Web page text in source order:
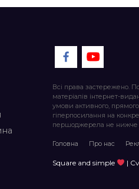
Всі права застережено.
матеріалів інтернет-
умови активного,
гіперпосилання на
першоджерела не нижче
Головна Про нас
Square and simple |